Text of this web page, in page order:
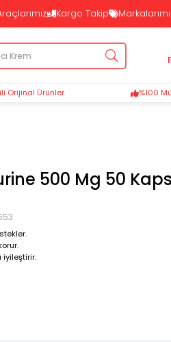
Kargo Takip
Orijinal Ürünler %100
500 Mg 50
iyileştirir.